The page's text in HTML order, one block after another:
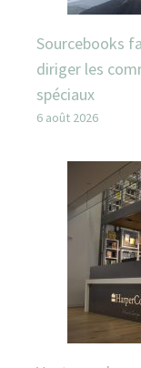
Sourcebooks
diriger les
spéciaux
6 août 2026